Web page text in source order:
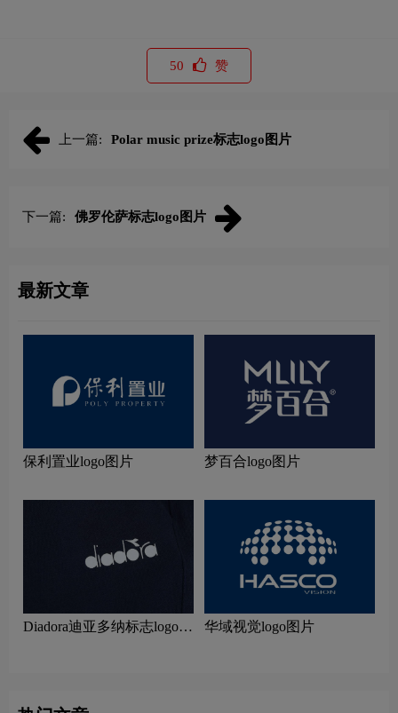
50 赞
上一篇: Polar music prize标志logo图片
下一篇: 佛罗伦萨标志logo图片
最新文章
保利置业logo图片 梦百合logo图片
Diadora迪亚多纳标志logo图
华域视觉logo图片